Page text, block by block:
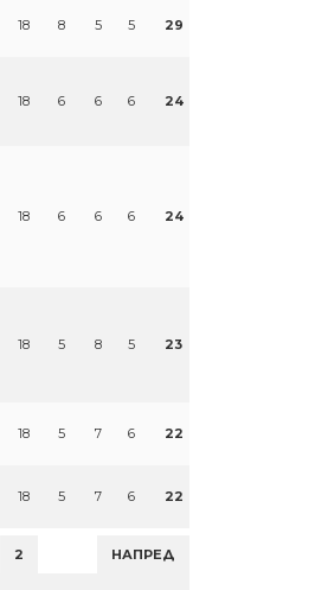
18 8 5 5 29
18 6 6 6 24
18 6 6 6 24
18 5 8 5 23
18 5 7 6 22
18 5 7 6 22
2 НАПРЕД